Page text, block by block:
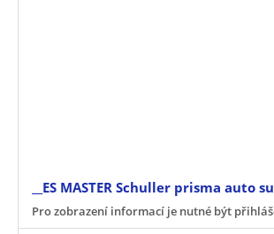
__ES MASTER Schuller prisma auto
Pro zobrazení informací je nutné být